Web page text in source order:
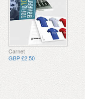
Carnet
GBP £2.50